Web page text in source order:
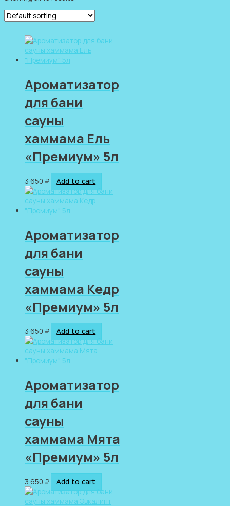
Ароматизатор
для бани
сауны
хаммама Ель
«Премиум» 5л
3 650 ₽ Add to cart
Ароматизатор
для бани
сауны
хаммама Кедр
«Премиум» 5л
3 650 ₽ Add to cart
Ароматизатор
для бани
сауны
хаммама Мята
«Премиум» 5л
3 650 ₽ Add to cart